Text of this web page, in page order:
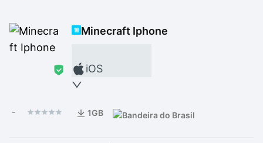
Minecraft Iphone
iOS
- 1GB